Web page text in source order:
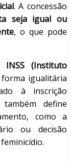
. A concessão
seja igual ou
, o que pode
INSS (Instituto
igualitária
à inscrição
define
como a
ou decisão